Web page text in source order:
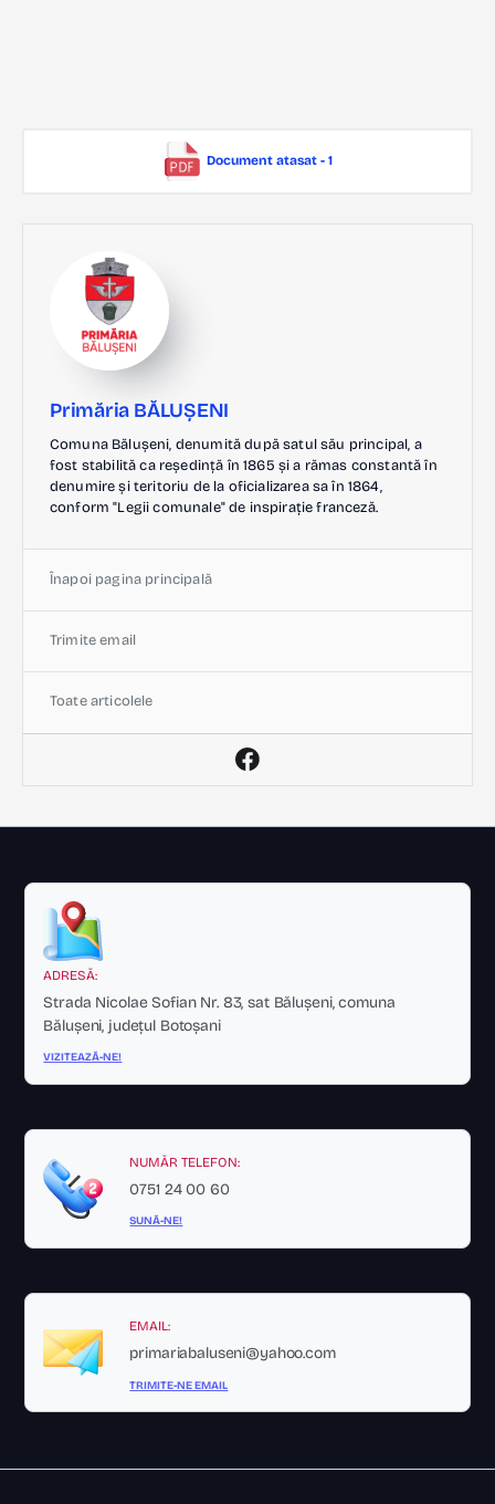
Document atasat - 1
Primăria BĂLUȘENI
Comuna Bălușeni, denumită după satul său principal, a
fost stabilită ca reședință în 1865 și a rămas constantă în
denumire și teritoriu de la oficializarea sa în 1864,
conform "Legii comunale" de inspirație franceză.
Înapoi pagina principală
Trimite email
Toate articolele
ADRESĂ:
Strada Nicolae Sofian Nr. 83, sat Bălușeni, comuna
Bălușeni, județul Botoșani
VIZITEAZĂ-NE!
NUMĂR TELEFON:
0751 24 00 60
SUNĂ-NE!
EMAIL:
primariabaluseni@yahoo.com
TRIMITE-NE EMAIL